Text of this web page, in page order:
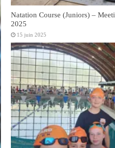
Natation Course (Juniors) –
2025
15 juin 2025